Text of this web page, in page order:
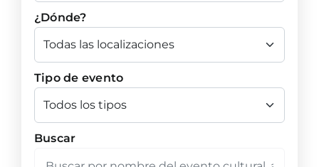
¿Dónde?
Tipo de evento
Buscar